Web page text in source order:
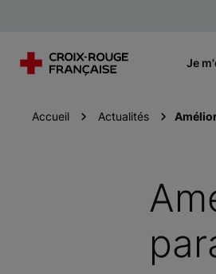
Je
Accueil Actualités